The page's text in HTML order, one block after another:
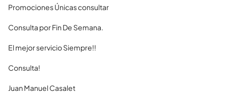
Promociones Únicas consultar
Consulta por Fin De Semana.
El mejor servicio Siempre!!
Consulta!
Juan Manuel Casalet